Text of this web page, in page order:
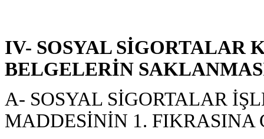
IV- SOSYAL SİGORTALAR
BELGELERİN
A- SOSYAL SİGORTALAR
MADDESİNİN 1. FIKRASINA